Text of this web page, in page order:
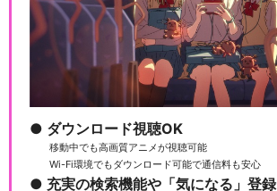
ダウンロード視聴OK
移動中でも高画質アニメが視聴可能
Wi-Fi環境でもダウンロード可能で通信料も安心
充実の検索機能や「気になる」登録